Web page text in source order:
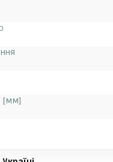
[мм]